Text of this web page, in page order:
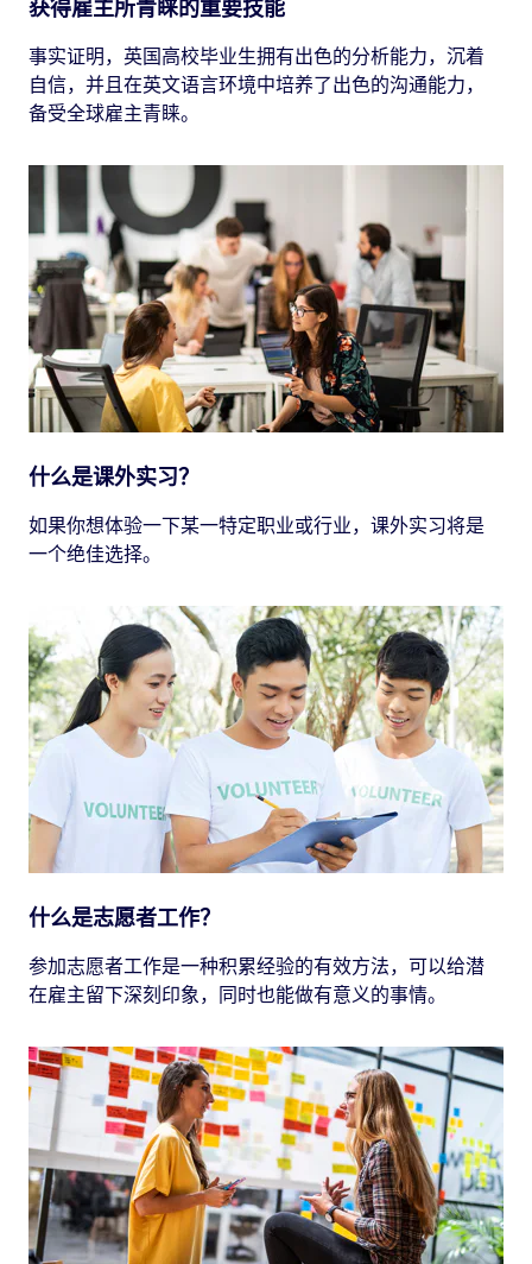
获得雇主所青睐的重要技能
事实证明，英国高校毕业生拥有出色的分析能力，沉着
自信，并且在英文语言环境中培养了出色的沟通能力，
备受全球雇主青睐。
什么是课外实习？
如果你想体验一下某一特定职业或行业，课外实习将是
一个绝佳选择。
什么是志愿者工作？
参加志愿者工作是一种积累经验的有效方法，可以给潜
在雇主留下深刻印象，同时也能做有意义的事情。